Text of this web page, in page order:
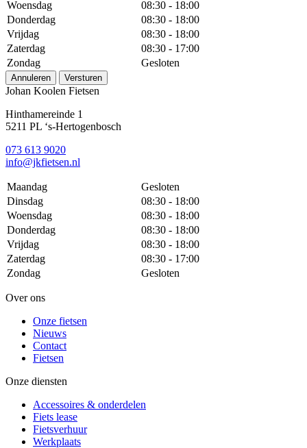
Woensdag
08:30 - 18:00
Donderdag
08:30 - 18:00
Vrijdag
08:30 - 18:00
Zaterdag
08:30 - 17:00
Zondag
Gesloten
Annuleren Versturen
Johan Koolen Fietsen
Hinthamereinde 1
5211 PL ‘s-Hertogenbosch
073 613 9020
info@jkfietsen.nl
Maandag
Gesloten
Dinsdag
08:30 - 18:00
Woensdag
08:30 - 18:00
Donderdag
08:30 - 18:00
Vrijdag
08:30 - 18:00
Zaterdag
08:30 - 17:00
Zondag
Gesloten
Over ons
Onze fietsen
Nieuws
Contact
Fietsen
Onze diensten
Accessoires & onderdelen
Fiets lease
Fietsverhuur
Werkplaats